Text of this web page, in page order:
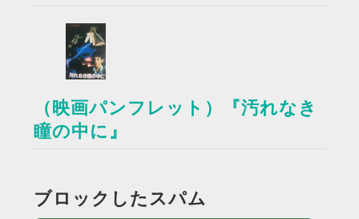
（映画パンフレット）『汚れなき
瞳の中に』
ブロックしたスパム